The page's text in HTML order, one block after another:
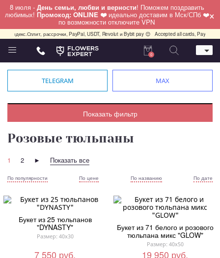
8 июля - День семьи, любви и верности! Поможем поздравить
любимых! Промокод: ONLINE ❤️ идеально доставим в Мск/СПб ❤️
по возможности отключите VPN ×
рассрочки, PayPal, USDT, Revolut и Bybit pay 😊 Accepted all cards, PayPal, USDT,
Телефон
+7 (495) 982-55-05
Москва, Бауманская 20 стр 7
работаем круглосуточно
0
TELEGRAM MAX
Показать фильтр
Розовые тюльпаны
1 2 ► Показать все
По популярности По цене По названию По дате
Букет из 25 тюльпанов
"DYNASTY"
Размер: 40x30
7 550 руб.
Букет из 71 белого и розового
тюльпана микс "GLOW"
Размер: 40x50
19 950 руб.